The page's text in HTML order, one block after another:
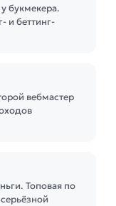
букмекера.
и беттинг-
вебмастер
Топовая по